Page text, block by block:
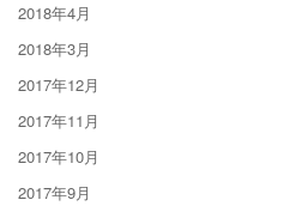
2018年4月
2018年3月
2017年12月
2017年11月
2017年10月
2017年9月